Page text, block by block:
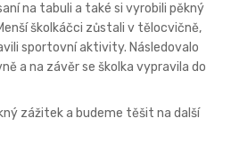
na tabuli a také si vyrobili pěkný
školkáčci zůstali v tělocvičně,
sportovní aktivity. Následovalo
a na závěr se školka vypravila do
zážitek a budeme těšit na další